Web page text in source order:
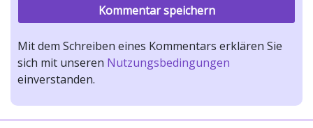
Mit dem Schreiben eines Kommentars erklären Sie
sich mit unseren Nutzungsbedingungen
einverstanden.